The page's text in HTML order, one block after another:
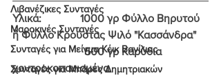
Λιβανέζικες Συνταγές
Μαροκινές Συνταγές
Συνταγές για Μείγμα Κέικ Βανίλιας
Συνταγές για Μπάρες Δημητριακών
Υλικά:              1000 γρ Φύλλο Βηρυτού
ή Φύλλο Κρούστας Ψιλό "Κασσάνδρα"
                          500 γρ Καρύδια
χοντροκοπανισμένα